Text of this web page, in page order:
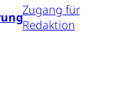
Zugang für
Redaktion